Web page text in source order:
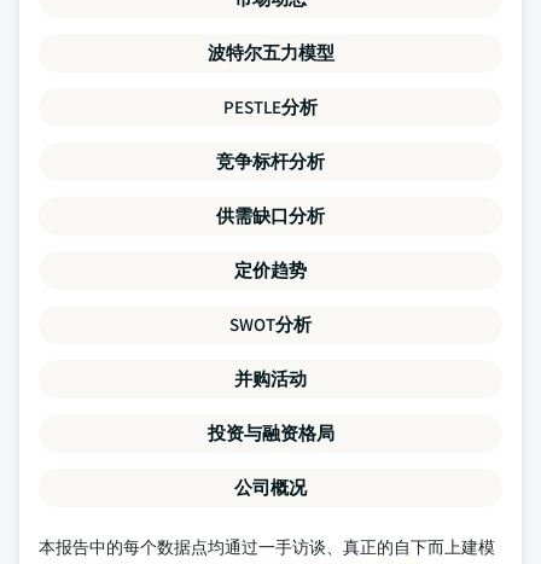
波特尔五力模型
PESTLE分析
竞争标杆分析
供需缺口分析
定价趋势
SWOT分析
并购活动
投资与融资格局
公司概况
本报告中的每个数据点均通过一手访谈、真正的自下而上建模